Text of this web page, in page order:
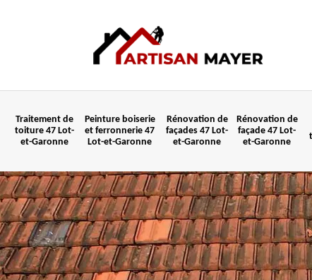
Traitement de
toiture 47 Lot-
et-Garonne
Peinture boiserie
et ferronnerie 47
Lot-et-Garonne
Rénovation de
façades 47 Lot-
et-Garonne
Rénovation de
façade 47 Lot-
et-Garonne